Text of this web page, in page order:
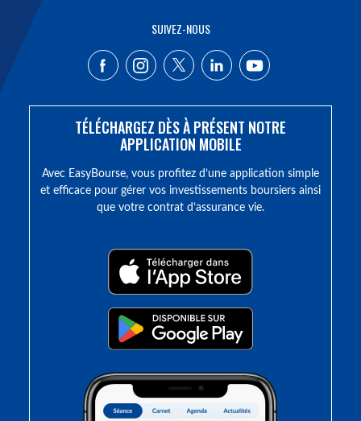
SUIVEZ-NOUS
TÉLÉCHARGEZ DÈS À PRÉSENT NOTRE
APPLICATION MOBILE
Avec EasyBourse, vous profitez d’une application simple
et efficace pour gérer vos investissements boursiers ainsi
que votre contrat d’assurance vie.